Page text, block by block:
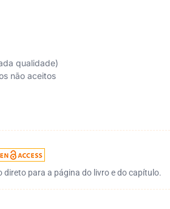
qualidade)
não aceitos
direto para a página do livro e do capítulo.